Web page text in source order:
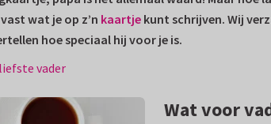
wat je op z’n kaartje kunt schrijven. Wij
hoe speciaal hij voor je is.
vader
Wat voor